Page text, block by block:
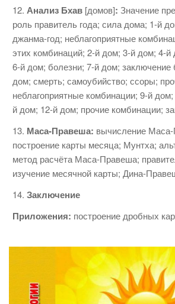
12. Анализ Бхав [домов]: Значение
роль правитель года; сила дома; 1-й
джанма-год; неблаго­приятные
этих комбинаций; 2-й дом; 3-й дом; 4-
6-й дом; болезни; 7-й дом; заключение
дом; смерть; самоубийство; ссоры;
неблагоприятные комбина­ции; 9-й
й дом; 12-й дом; прочие комбинации;
13. Маса-Правеша: вычисление
построение карты месяца; Мунтха;
метод расчёта Маса-Правеша;
изучение месячной карты; Дина-
14. Заключение
Приложения: построение дробных